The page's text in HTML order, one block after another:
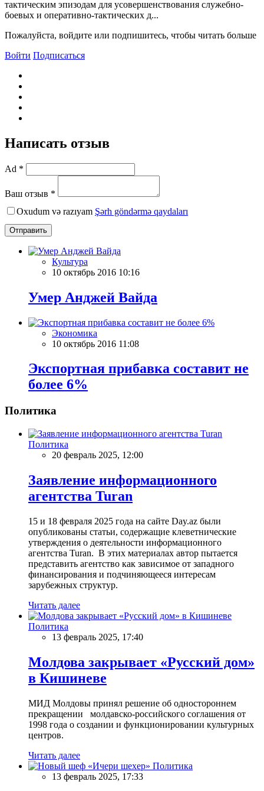
тактическим эпизодам для усовершенствования служебно-
боевых и оперативно-тактических д...
Пожалуйста, войдите или подпишитесь, чтобы читать больше
Войти Подписаться
Написать отзыв
Ad *
Ваш отзыв *
Oxudum və razıyam Şərh göndərmə qaydaları
Отправить
Культура
10 октябрь 2016 10:16
Умер Анджей Вайда
Экономика
10 октябрь 2016 11:08
Экспортная прибавка составит не
более 6%
Политика
Политика
20 февраль 2025, 12:00
Заявление информационного
агентства Turan
15 и 18 февраля 2025 года на сайте Day.az были
опубликованы статьи, содержащие клеветнические
утверждения о деятельности информационного
агентства Turan. В этих материалах автор пытается
представить агентство как зависимое от западного
финансирования и подчиняющееся интересам
зарубежных структур.
Читать далее
Политика
13 февраль 2025, 17:40
Молдова закрывает «Русский дом»
в Кишиневе
МИД Молдовы принял решение об одностороннем
прекращении молдавско-российского соглашения от
1998 года о создании и функционировании культурных
центров.
Читать далее
Политика
13 февраль 2025, 17:33